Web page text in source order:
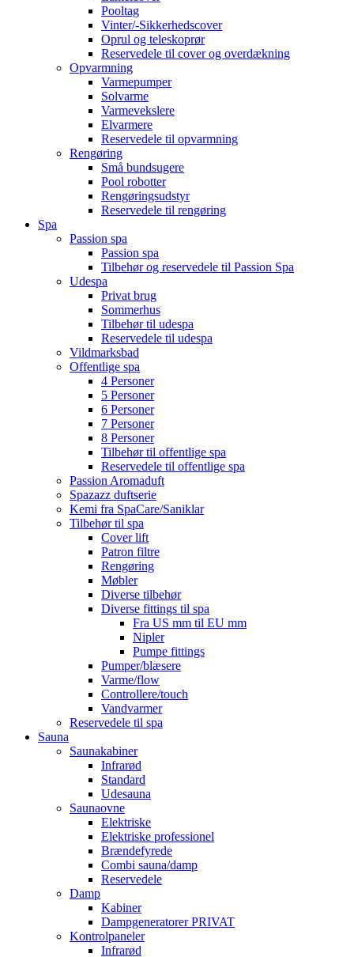
Pooltag
Vinter/-Sikkerhedscover
Oprul og teleskoprør
Reservedele til cover og overdækning
Opvarmning
Varmepumper
Solvarme
Varmevekslere
Elvarmere
Reservedele til opvarmning
Rengøring
Små bundsugere
Pool robotter
Rengøringsudstyr
Reservedele til rengøring
Spa
Passion spa
Passion spa
Tilbehør og reservedele til Passion Spa
Udespa
Privat brug
Sommerhus
Tilbehør til udespa
Reservedele til udespa
Vildmarksbad
Offentlige spa
4 Personer
5 Personer
6 Personer
7 Personer
8 Personer
Tilbehør til offentlige spa
Reservedele til offentlige spa
Passion Aromaduft
Spazazz duftserie
Kemi fra SpaCare/Saniklar
Tilbehør til spa
Cover lift
Patron filtre
Rengøring
Møbler
Diverse tilbehør
Diverse fittings til spa
Fra US mm til EU mm
Nipler
Pumpe fittings
Pumper/blæsere
Varme/flow
Controllere/touch
Vandvarmer
Reservedele til spa
Sauna
Saunakabiner
Infrarød
Standard
Udesauna
Saunaovne
Elektriske
Elektriske professionel
Brændefyrede
Combi sauna/damp
Reservedele
Damp
Kabiner
Dampgeneratorer PRIVAT
Kontrolpaneler
Infrarød